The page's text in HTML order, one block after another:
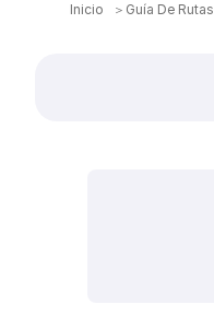
Inicio ＞ Guía De Rutas